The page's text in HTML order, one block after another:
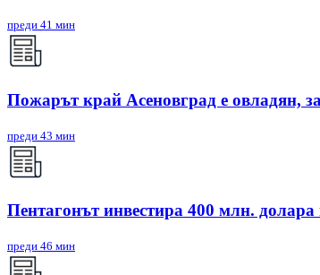
преди 41 мин
Пожарът край Асеновград е овладян,
преди 43 мин
Пентагонът инвестира 400 млн.
преди 46 мин